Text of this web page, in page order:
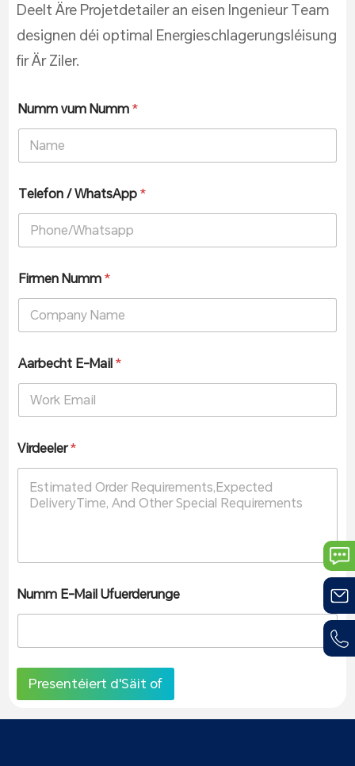
Deelt Äre Projetdetailer an eisen Ingenieur Team
designen déi optimal Energieschlagerungsléisung
fir Är Ziler.
Numm vum Numm*
Telefon / WhatsApp*
Firmen Numm*
Aarbecht E-Mail*
Virdeeler*
Numm E-Mail Ufuerderunge
Presentéiert d'Säit of